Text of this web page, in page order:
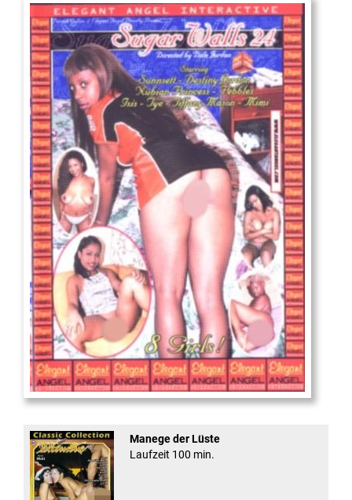
Sugar Walls #24
Manege der Lüste
Laufzeit 100 min.